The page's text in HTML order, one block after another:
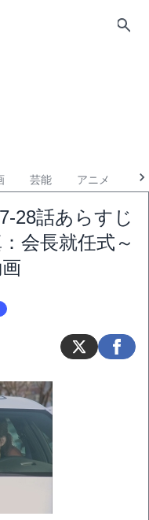
芸能 アニメ
28話あらすじ
会長就任式～